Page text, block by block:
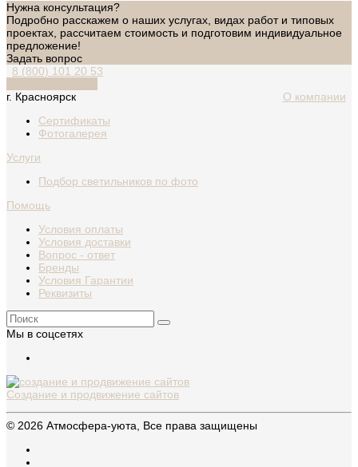
Нужна консультация?
Подробно расскажем о наших услугах, видах работ и типовых
проектах, рассчитаем стоимость и подготовим индивидуальное
предложение!
Задать вопрос
8 (800) 101 20 53
г. Красноярск
О компании
Сертификаты
Фотогалерея
Услуги
Подбор светильников по фото
Помощь
Условия оплаты
Условия доставки
Вопрос - ответ
Бренды
Условия Гарантии
Реквизиты
Мы в соцсетях
Создание и продвижение сайтов
© 2026 Атмосфера-уюта, Все права защищены